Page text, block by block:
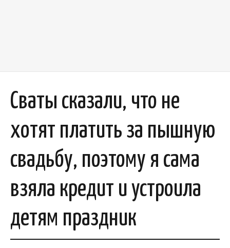
Сваты сказали, что не
хотят платить за пышную
свадьбу, поэтому я сама
взяла кредит и устроила
детям праздник